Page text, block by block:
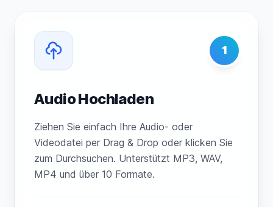
1
Audio Hochladen
Ziehen Sie einfach Ihre Audio- oder
Videodatei per Drag & Drop oder klicken Sie
zum Durchsuchen. Unterstützt MP3, WAV,
MP4 und über 10 Formate.